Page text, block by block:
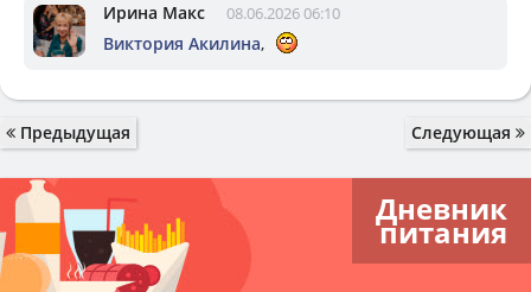
Ирина Макс 08.06.2026 06:10
Виктория Акилина,
Предыдущая Следующая
Дневник
питания